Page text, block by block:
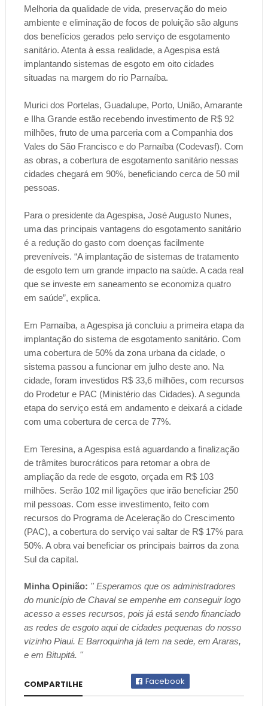
Melhoria da qualidade de vida, preservação do meio
ambiente e eliminação de focos de poluição são alguns
dos benefícios gerados pelo serviço de esgotamento
sanitário. Atenta à essa realidade, a Agespisa está
implantando sistemas de esgoto em oito cidades
situadas na margem do rio Parnaíba.
Murici dos Portelas, Guadalupe, Porto, União, Amarante
e Ilha Grande estão recebendo investimento de R$ 92
milhões, fruto de uma parceria com a Companhia dos
Vales do São Francisco e do Parnaíba (Codevasf). Com
as obras, a cobertura de esgotamento sanitário nessas
cidades chegará em 90%, beneficiando cerca de 50 mil
pessoas.
Para o presidente da Agespisa, José Augusto Nunes,
uma das principais vantagens do esgotamento sanitário
é a redução do gasto com doenças facilmente
preveníveis. “A implantação de sistemas de tratamento
de esgoto tem um grande impacto na saúde. A cada real
que se investe em saneamento se economiza quatro
em saúde”, explica.
Em Parnaíba, a Agespisa já concluiu a primeira etapa da
implantação do sistema de esgotamento sanitário. Com
uma cobertura de 50% da zona urbana da cidade, o
sistema passou a funcionar em julho deste ano. Na
cidade, foram investidos R$ 33,6 milhões, com recursos
do Prodetur e PAC (Ministério das Cidades). A segunda
etapa do serviço está em andamento e deixará a cidade
com uma cobertura de cerca de 77%.
Em Teresina, a Agespisa está aguardando a finalização
de trâmites burocráticos para retomar a obra de
ampliação da rede de esgoto, orçada em R$ 103
milhões. Serão 102 mil ligações que irão beneficiar 250
mil pessoas. Com esse investimento, feito com
recursos do Programa de Aceleração do Crescimento
(PAC), a cobertura do serviço vai saltar de R$ 17% para
50%. A obra vai beneficiar os principais bairros da zona
Sul da capital.
Minha Opinião: '' Esperamos que os administradores
do município de Chaval se empenhe em conseguir logo
acesso a esses recursos, pois já está sendo financiado
as redes de esgoto aqui de cidades pequenas do nosso
vizinho Piaui. E Barroquinha já tem na sede, em Araras,
e em Bitupitá. ''
COMPARTILHE Facebook